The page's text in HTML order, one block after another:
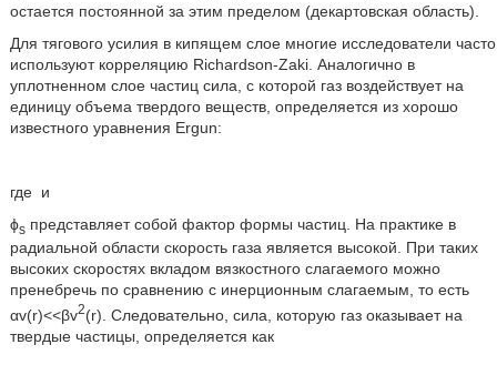
остается постоянной за этим пределом (декартовская область).
Для тягового усилия в кипящем слое многие исследователи часто
используют корреляцию Richardson-Zaki. Аналогично в
уплотненном слое частиц сила, с которой газ воздействует на
единицу объема твердого веществ, определяется из хорошо
известного уравнения Ergun:
где и
ϕsпредставляет собой фактор формы частиц. На практике в
радиальной области скорость газа является высокой. При таких
высоких скоростях вкладом вязкостного слагаемого можно
пренебречь по сравнению с инерционным слагаемым, то есть
αv(r)<<βv2(r). Следовательно, сила, которую газ оказывает на
твердые частицы, определяется как